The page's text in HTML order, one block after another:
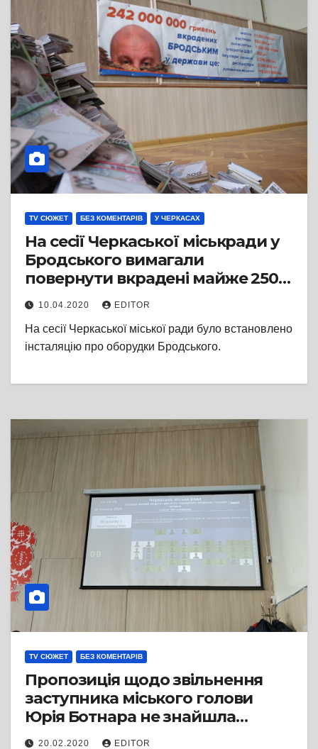
TV СЮЖЕТ БЕЗ КОМЕНТАРІВ У ЧЕРКАСАХ
На сесії Черкаської міськради у
Бродського вимагали
повернути вкрадені майже 250
мільйонів
10.04.2020 EDITOR
На сесії Черкаської міської ради було встановлено
інсталяцію про оборудки Бродського.
TV СЮЖЕТ БЕЗ КОМЕНТАРІВ
Пропозиція щодо звільнення
заступника міського голови
Юрія Ботнара не знайшла
підтримки в депутатів
20.02.2020 EDITOR